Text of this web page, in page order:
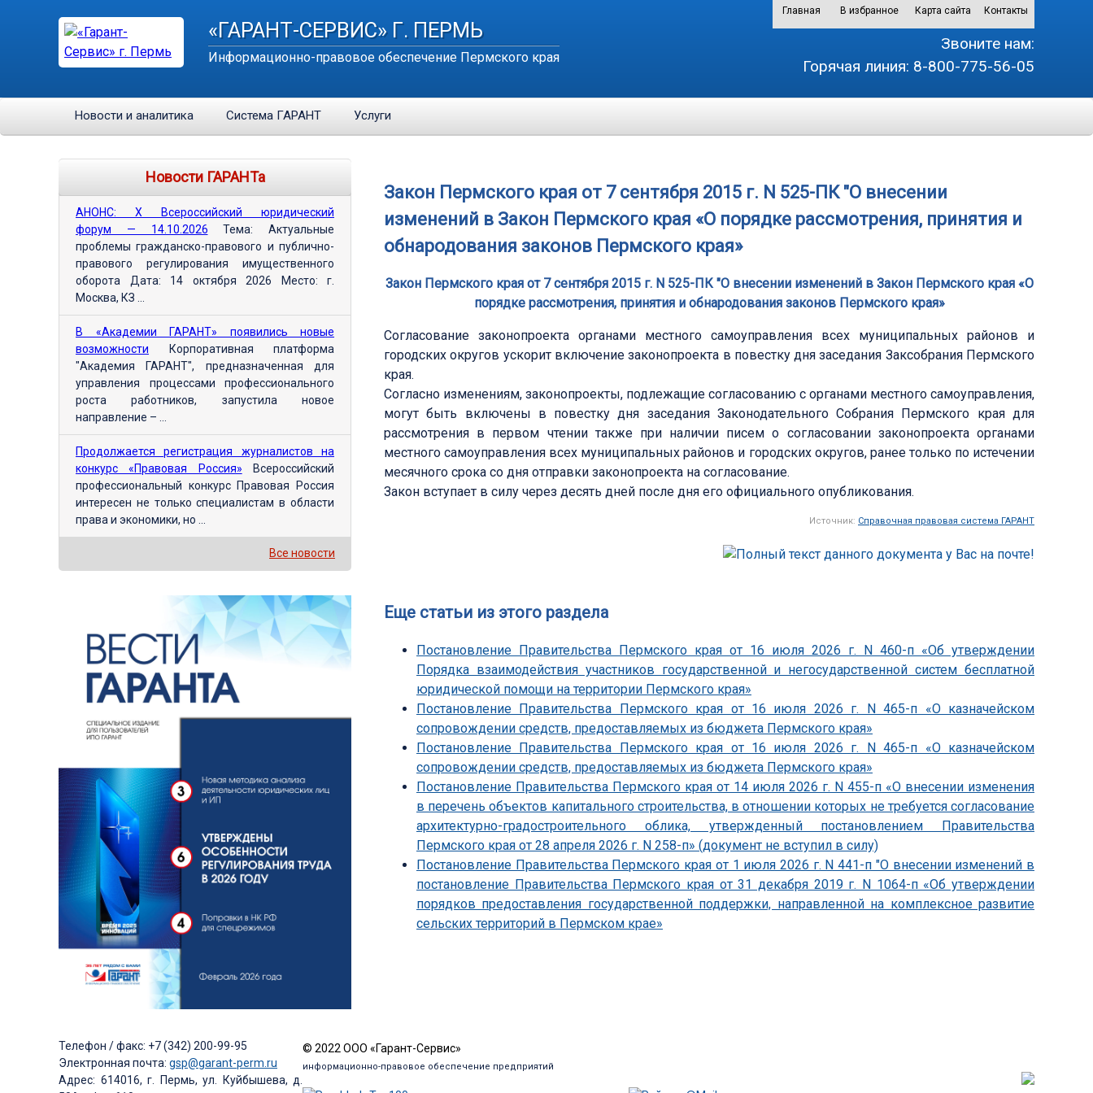
«ГАРАНТ-СЕРВИС» Г. ПЕРМЬ
Информационно-правовое обеспечение Пермского края
Главная В избранное Карта сайта Контакты
Звоните нам:
Горячая линия: 8-800-775-56-05
Новости и аналитика Система ГАРАНТ Услуги
Закон Пермского края от 7 сентября 2015 г. N 525-ПК "О внесении
изменений в Закон Пермского края «О порядке рассмотрения, принятия и
обнародования законов Пермского края»
Закон Пермского края от 7 сентября 2015 г. N 525-ПК "О внесении изменений в Закон Пермского края «О
порядке рассмотрения, принятия и обнародования законов Пермского края»
Согласование законопроекта органами местного самоуправления всех муниципальных районов и
городских округов ускорит включение законопроекта в повестку дня заседания Заксобрания Пермского
края.
Согласно изменениям, законопроекты, подлежащие согласованию с органами местного самоуправления,
могут быть включены в повестку дня заседания Законодательного Собрания Пермского края для
рассмотрения в первом чтении также при наличии писем о согласовании законопроекта органами
местного самоуправления всех муниципальных районов и городских округов, ранее только по истечении
месячного срока со дня отправки законопроекта на согласование.
Закон вступает в силу через десять дней после дня его официального опубликования.
Источник: Справочная правовая система ГАРАНТ
Еще статьи из этого раздела
Постановление Правительства Пермского края от 16 июля 2026 г. N 460-п «Об утверждении
Порядка взаимодействия участников государственной и негосударственной систем бесплатной
юридической помощи на территории Пермского края»
Постановление Правительства Пермского края от 16 июля 2026 г. N 465-п «О казначейском
сопровождении средств, предоставляемых из бюджета Пермского края»
Постановление Правительства Пермского края от 16 июля 2026 г. N 465-п «О казначейском
сопровождении средств, предоставляемых из бюджета Пермского края»
Постановление Правительства Пермского края от 14 июля 2026 г. N 455-п «О внесении изменения
в перечень объектов капитального строительства, в отношении которых не требуется согласование
архитектурно-градостроительного облика, утвержденный постановлением Правительства
Пермского края от 28 апреля 2026 г. N 258-п» (документ не вступил в силу)
Постановление Правительства Пермского края от 1 июля 2026 г. N 441-п "О внесении изменений в
постановление Правительства Пермского края от 31 декабря 2019 г. N 1064-п «Об утверждении
порядков предоставления государственной поддержки, направленной на комплексное развитие
сельских территорий в Пермском крае»
Новости ГАРАНТа
АНОНС: Х Всероссийский юридический
форум — 14.10.2026 Тема: Актуальные
проблемы гражданско-правового и публично-
правового регулирования имущественного
оборота Дата: 14 октября 2026 Место: г.
Москва, КЗ ...
В «Академии ГАРАНТ» появились новые
возможности Корпоративная платформа
"Академия ГАРАНТ", предназначенная для
управления процессами профессионального
роста работников, запустила новое
направление – ...
Продолжается регистрация журналистов на
конкурс «Правовая Россия» Всероссийский
профессиональный конкурс Правовая Россия
интересен не только специалистам в области
права и экономики, но ...
Все новости
Телефон / факс: +7 (342) 200-99-95
Электронная почта: gsp@garant-perm.ru
Адрес: 614016, г. Пермь, ул. Куйбышева, д.
© 2022 ООО «Гарант-Сервис»
информационно-правовое обеспечение предприятий